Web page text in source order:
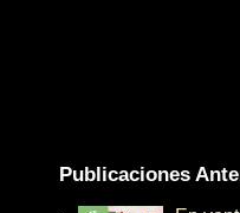
Publicaciones